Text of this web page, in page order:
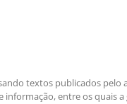
textos publicados
entre os quais